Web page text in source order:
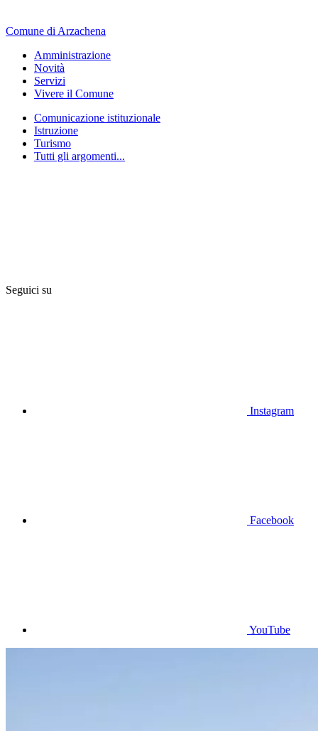
Comune di Arzachena
Amministrazione
Novità
Servizi
Vivere il Comune
Comunicazione istituzionale
Istruzione
Turismo
Tutti gli argomenti...
Seguici su
Instagram
Facebook
YouTube